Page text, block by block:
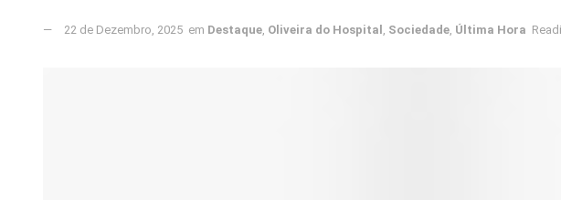
22 de Dezembro, 2025 em Destaque, Oliveira do Hospital , Sociedade, Última Hora